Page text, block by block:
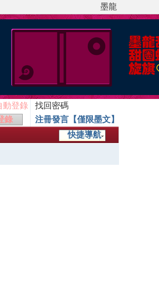
墨龍
動登錄
找回密碼
錄
注冊發言【僅限墨文】
快捷導航